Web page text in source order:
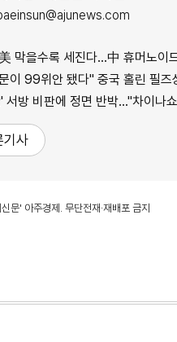
을수록 세진다…中 휴머노이드 '8월
이 99위안 됐다" 중국 홀린 필즈
방 비판에 정면 반박…"차이나쇼크 아
기사
문' 아주경제. 무단전재·재배포 금지